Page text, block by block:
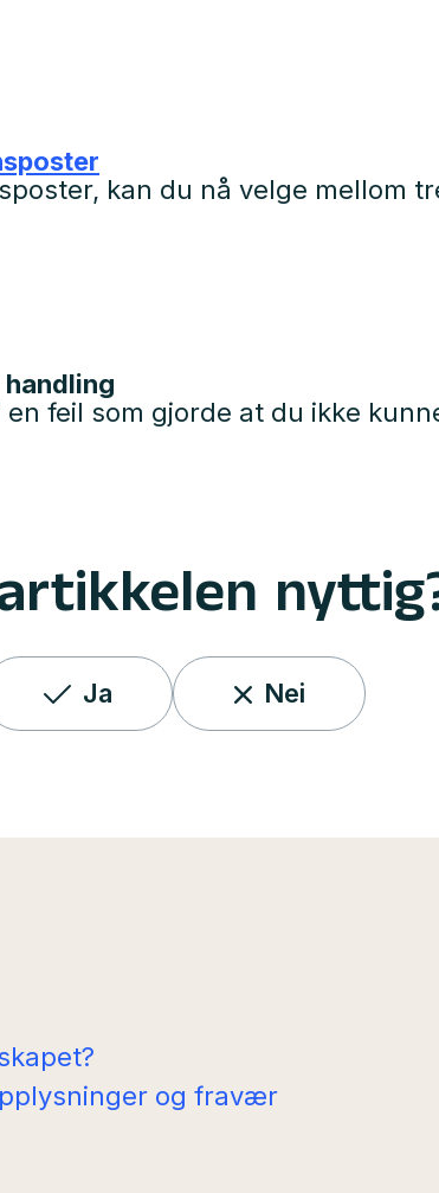
kan du nå velge mellom
feil som gjorde at du ikke
Ja Nei
og fravær